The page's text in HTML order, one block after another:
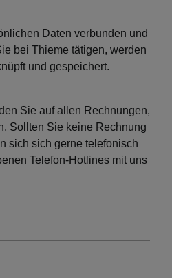
Daten verbunden und
bei Thieme tätigen, werden
und gespeichert.
Sie auf allen Rechnungen,
Sollten Sie keine Rechnung
sich sich gerne telefonisch
Telefon-Hotlines mit uns